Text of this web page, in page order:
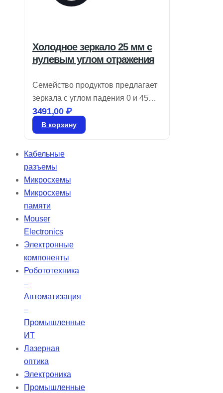
Холодное зеркало 25 мм с
нулевым углом отражения
Семейство продуктов предлагает
зеркала с углом падения 0 и 45
градусов, которые эффективно
отражают 90% видимого света и
Эти холодные зеркала идеально
3491,00₽
В корзину
Кабельные
разъемы
Микросхемы
Микросхемы
памяти
Mouser
Electronics
Электронные
компоненты
Робототехника
–
Автоматизация
–
Промышленные
ИТ
Лазерная
оптика
Электроника
Промышленные